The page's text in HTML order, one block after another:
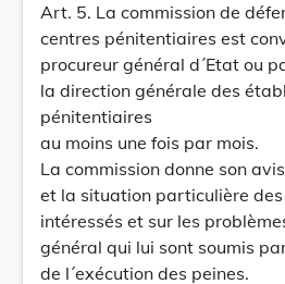
Art. 5. La commission de
centres pénitentiaires est
procureur général d´Etat ou
la direction générale des
pénitentiaires
au moins une fois par mois.
La commission donne son
et la situation particulière
intéressés et sur les
général qui lui sont soumis
de l´exécution des peines.